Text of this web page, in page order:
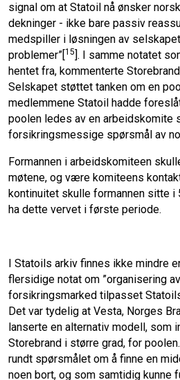
signal om at Statoil nå ønsker
dekninger - ikke bare passiv
medspiller i løsningen av
problemer”[15]. I samme notatet
hentet fra, kommenterte
Selskapet støttet tanken om en
medlemmene Statoil hadde
poolen ledes av en arbeidskomite
forsikringsmessige spørsmål av
Formannen i arbeidskomiteen
møtene, og være komiteens
kontinuitet skulle formannen sitte i
ha dette vervet i første periode.
I Statoils arkiv finnes ikke mindre
flersidige notat om ”organisering
forsikringsmarked tilpasset
Det var tydelig at Vesta, Norges
lanserte en alternativ modell, som
Storebrand i større grad, for
rundt spørsmålet om å finne en
noen bort, og som samtidig kunne